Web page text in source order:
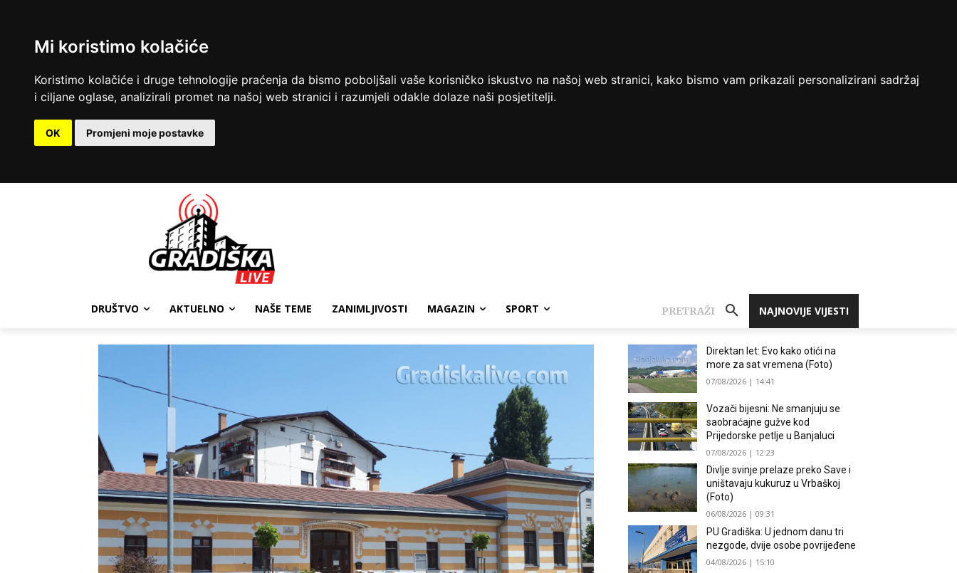
Mi koristimo kolačiće
Koristimo kolačiće i druge tehnologije praćenja da bismo poboljšali vaše korisničko iskustvo na našoj web stranici, kako bismo vam prikazali personalizirani sadržaj
i ciljane oglase, analizirali promet na našoj web stranici i razumjeli odakle dolaze naši posjetitelji.
OK Promjeni moje postavke
DRUŠTVO AKTUELNO NAŠE TEME ZANIMLJIVOSTI MAGAZIN SPORT NAJNOVIJE VIJESTI
PRETRAŽI
Direktan let: Evo kako otići na
more za sat vremena (Foto)
07/08/2026 | 14:41
Vozači bijesni: Ne smanjuju se
saobraćajne gužve kod
Prijedorske petlje u Banjaluci
07/08/2026 | 12:23
Divlje svinje prelaze preko Save i
uništavaju kukuruz u Vrbaškoj
(Foto)
06/08/2026 | 09:31
PU Gradiška: U jednom danu tri
nezgode, dvije osobe povrijeđene
04/08/2026 | 15:10